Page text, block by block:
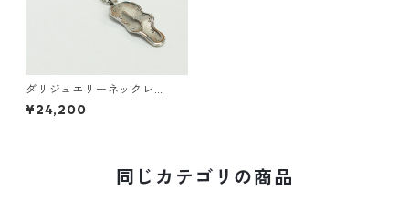
ダリジュエリーネックレ
ス ”Clock”
¥24,200
同じカテゴリの商品